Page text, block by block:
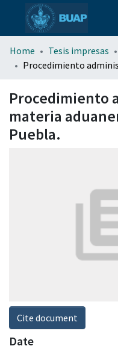
menu.section.about_menu
Home Tesis impresas
Procedimiento
materia
Puebla.
Cite document
Date